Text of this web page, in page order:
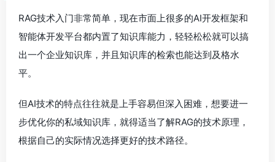
RAG技术入门非常简单，现在市面上很多的AI开发框架和
智能体开发平台都内置了知识库能力，轻轻松松就可以搞
出一个企业知识库，并且知识库的检索也能达到及格水
平。
但AI技术的特点往往就是上手容易但深入困难，想要进一
步优化你的私域知识库，就得适当了解RAG的技术原理，
根据自己的实际情况选择更好的技术路径。